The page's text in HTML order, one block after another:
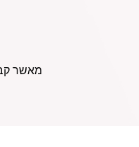
מאשר